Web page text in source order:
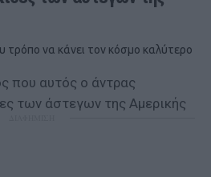
τρόπο να κάνει τον κόσμο καλύτερο